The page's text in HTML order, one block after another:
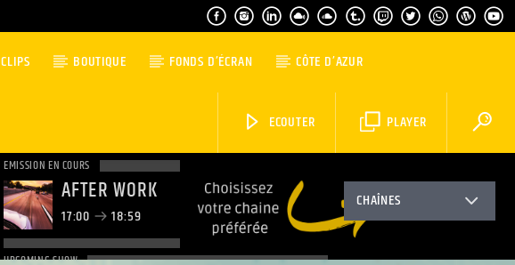
CLIPS BOUTIQUE FONDS D’ÉCRAN CÔTE D’AZUR
PLAYER
ECOUTER
EMISSION EN COURS
AFTER WORK
17:00 18:59
UPCOMING SHOW
CHAÎNES